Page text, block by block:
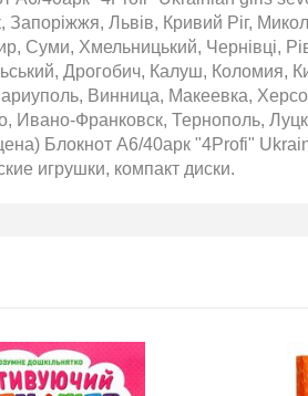
Запоріжжя, Львів, Кривий Ріг,
Суми, Хмельницький, Чернівці,
Дрогобич, Калуш, Коломия,
Винница, Макеевка,
Ивано-Франковск, Тернополь,
Блокнот А6/40арк "4Profi"
игрушки, компакт диски.